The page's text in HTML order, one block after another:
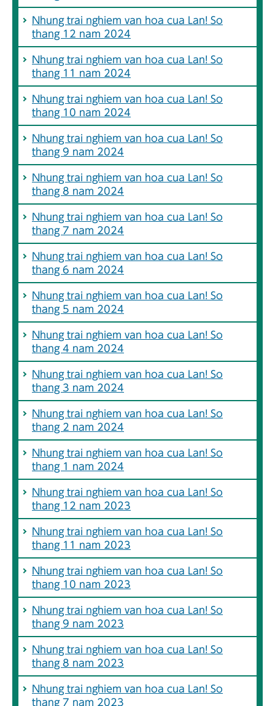
Nhung trai nghiem van hoa cua Lan! So
thang 12 nam 2024
Nhung trai nghiem van hoa cua Lan! So
thang 11 nam 2024
Nhung trai nghiem van hoa cua Lan! So
thang 10 nam 2024
Nhung trai nghiem van hoa cua Lan! So
thang 9 nam 2024
Nhung trai nghiem van hoa cua Lan! So
thang 8 nam 2024
Nhung trai nghiem van hoa cua Lan! So
thang 7 nam 2024
Nhung trai nghiem van hoa cua Lan! So
thang 6 nam 2024
Nhung trai nghiem van hoa cua Lan! So
thang 5 nam 2024
Nhung trai nghiem van hoa cua Lan! So
thang 4 nam 2024
Nhung trai nghiem van hoa cua Lan! So
thang 3 nam 2024
Nhung trai nghiem van hoa cua Lan! So
thang 2 nam 2024
Nhung trai nghiem van hoa cua Lan! So
thang 1 nam 2024
Nhung trai nghiem van hoa cua Lan! So
thang 12 nam 2023
Nhung trai nghiem van hoa cua Lan! So
thang 11 nam 2023
Nhung trai nghiem van hoa cua Lan! So
thang 10 nam 2023
Nhung trai nghiem van hoa cua Lan! So
thang 9 nam 2023
Nhung trai nghiem van hoa cua Lan! So
thang 8 nam 2023
Nhung trai nghiem van hoa cua Lan! So
thang 7 nam 2023